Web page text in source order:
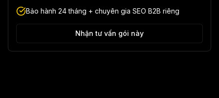
Bảo hành 24 tháng + chuyên gia SEO B2B riêng
Nhận tư vấn gói này